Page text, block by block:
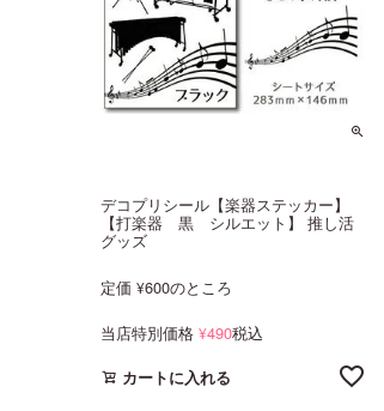
デコプリシール【楽器ステッカー】
【打楽器 黒 シルエット】 推し活
グッズ
定価 ¥600のところ
当店特別価格 ¥490税込
カートに入れる